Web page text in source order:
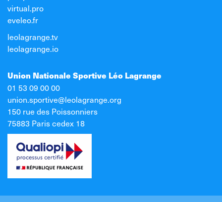
virtual.pro
eveleo.fr
leolagrange.tv
leolagrange.io
Union Nationale Sportive Léo Lagrange
01 53 09 00 00
union.sportive@leolagrange.org
150 rue des Poissonniers
75883 Paris cedex 18